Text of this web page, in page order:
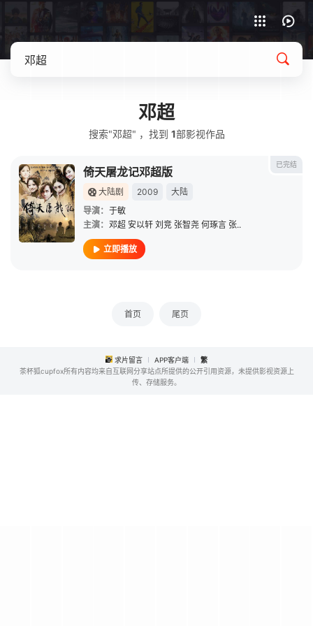
邓超
搜索"邓超" ，找到 1部影视作品
已完结
倚天屠龙记邓超版
大陆剧 2009
大陆
导演： 于敏
主演： 邓超 安以轩 刘竞 张智尧 何琢言 张..
立即播放
首页 尾页
求片留言 APP客户端
繁
茶杯狐cupfox所有内容均来自互联网分享站点所提供的公开引用资源，未提供影视资源上
传、存储服务。